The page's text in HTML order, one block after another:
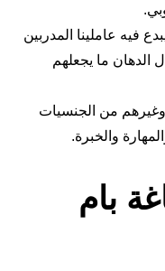
فيه عاملينا المدربين
الدهان ما يجعلهم
وغيرهم من الجنسيات
والخبرة.
بام